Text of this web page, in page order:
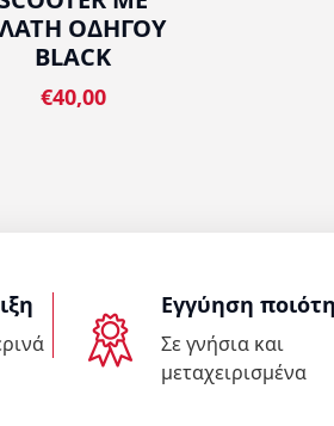
ΟΔΗΓΟΥ
BLACK
€40,00
Εγγύηση
Σε γνήσια και
μεταχειρισμένα